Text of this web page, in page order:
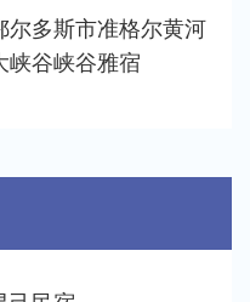
尔多斯市准格尔黄河
峡谷峡谷雅宿